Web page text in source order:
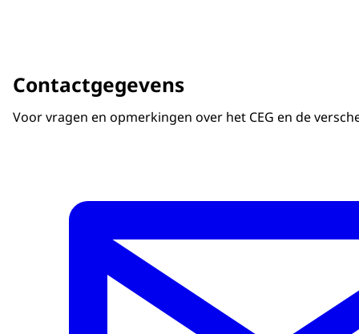
Contactgegevens
Voor vragen en opmerkingen over het CEG en de